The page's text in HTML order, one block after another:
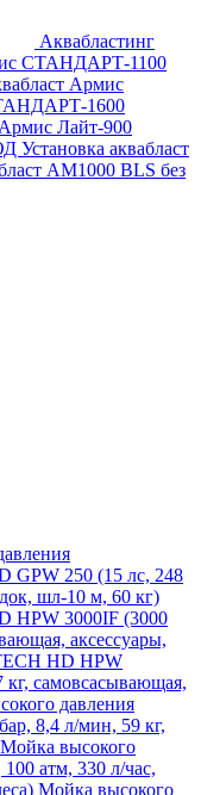
Аквабластинг
СТАНДАРТ-1100
Армис
1600
Лайт-900
Установка аквабласт
AM1000 BLS без
GPW 250 (15 лс, 248
шл-10 м, 60 кг)
HPW 3000IF (3000
аксессуары,
HD HPW
самовсасывающая,
давления
8,4 л/мин, 59 кг,
Мойка высокого
атм, 330 л/час,
Мойка высокого